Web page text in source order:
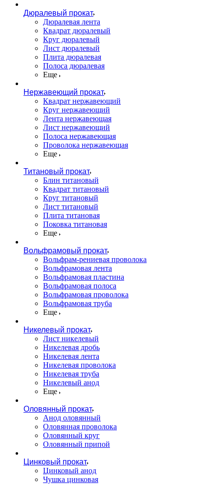
Дюралевый прокат
Дюралевая лента
Квадрат дюралевый
Круг дюралевый
Лист дюралевый
Плита дюралевая
Полоса дюралевая
Еще
Нержавеющий прокат
Квадрат нержавеющий
Круг нержавеющий
Лента нержавеющая
Лист нержавеющий
Полоса нержавеющая
Проволока нержавеющая
Еще
Титановый прокат
Блин титановый
Квадрат титановый
Круг титановый
Лист титановый
Плита титановая
Поковка титановая
Еще
Вольфрамовый прокат
Вольфрам-рениевая проволока
Вольфрамовая лента
Вольфрамовая пластина
Вольфрамовая полоса
Вольфрамовая проволока
Вольфрамовая труба
Еще
Никелевый прокат
Лист никелевый
Никелевая дробь
Никелевая лента
Никелевая проволока
Никелевая труба
Никелевый анод
Еще
Оловянный прокат
Анод оловянный
Оловянная проволока
Оловянный круг
Оловянный припой
Цинковый прокат
Цинковый анод
Чушка цинковая